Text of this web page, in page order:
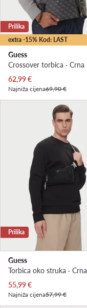
extra -15% Kod: LAST
Prilika
Guess
Crossover torbica · Crna
Trenutna cijena
62,99€
Najniža cijena69,90 €
Prilika
Guess
Torbica oko struka · Crna
Trenutna cijena
55,99€
Najniža cijena57,99 €